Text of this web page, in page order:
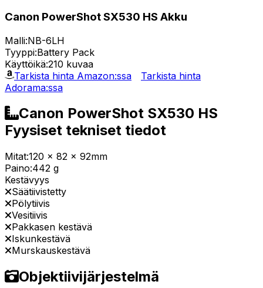
Canon PowerShot SX530 HS Akku
Malli:NB-6LH
Tyyppi:Battery Pack
Käyttöikä:210 kuvaa
Tarkista hinta Amazon:ssa
Tarkista hinta
Adorama:ssa
Canon PowerShot SX530 HS
Fyysiset tekniset tiedot
Mitat:120 x 82 x 92mm
Paino:442 g
Kestävyys
Säätiivistetty
Pölytiivis
Vesitiivis
Pakkasen kestävä
Iskunkestävä
Murskauskestävä
Objektiivijärjestelmä